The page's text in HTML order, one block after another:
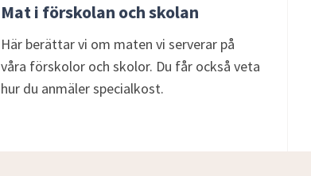
Mat i förskolan och skolan
Här berättar vi om maten vi serverar på
våra förskolor och skolor. Du får också veta
hur du anmäler specialkost.